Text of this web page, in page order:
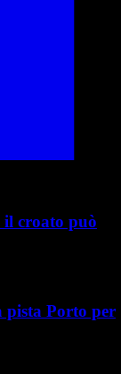
il croato può
pista Porto per